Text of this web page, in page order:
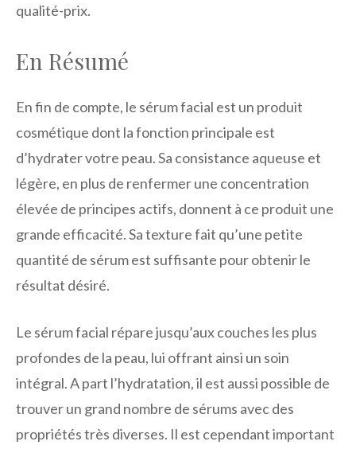
qualité-prix.
En Résumé
En fin de compte, le sérum facial est un produit
cosmétique dont la fonction principale est
d’hydrater votre peau. Sa consistance aqueuse et
légère, en plus de renfermer une concentration
élevée de principes actifs, donnent à ce produit une
grande efficacité. Sa texture fait qu’une petite
quantité de sérum est suffisante pour obtenir le
résultat désiré.
Le sérum facial répare jusqu’aux couches les plus
profondes de la peau, lui offrant ainsi un soin
intégral. A part l’hydratation, il est aussi possible de
trouver un grand nombre de sérums avec des
propriétés très diverses. Il est cependant important